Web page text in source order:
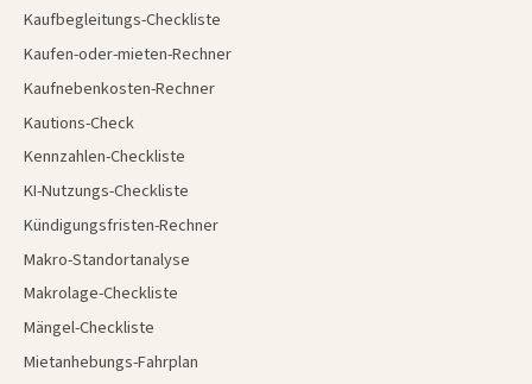
Kaufbegleitungs-Checkliste
Kaufen-oder-mieten-Rechner
Kaufnebenkosten-Rechner
Kautions-Check
Kennzahlen-Checkliste
KI-Nutzungs-Checkliste
Kündigungsfristen-Rechner
Makro-Standortanalyse
Makrolage-Checkliste
Mängel-Checkliste
Mietanhebungs-Fahrplan